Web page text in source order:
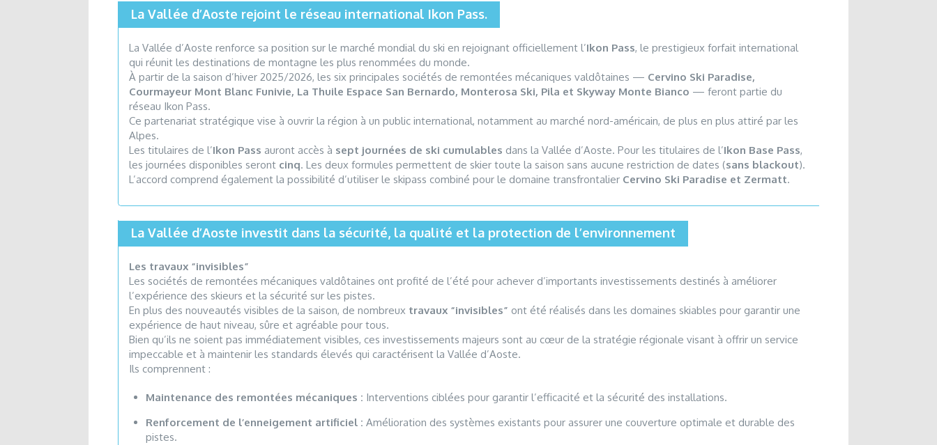
La Vallée d’Aoste rejoint le réseau international Ikon Pass.
La Vallée d’Aoste renforce sa position sur le marché mondial du ski en rejoignant officiellement l’Ikon Pass, le prestigieux forfait international
qui réunit les destinations de montagne les plus renommées du monde.
À partir de la saison d’hiver 2025/2026, les six principales sociétés de remontées mécaniques valdôtaines — Cervino Ski Paradise,
Courmayeur Mont Blanc Funivie, La Thuile Espace San Bernardo, Monterosa Ski, Pila et Skyway Monte Bianco — feront partie du
réseau Ikon Pass.
Ce partenariat stratégique vise à ouvrir la région à un public international, notamment au marché nord-américain, de plus en plus attiré par les
Alpes.
Les titulaires de l’Ikon Pass auront accès à sept journées de ski cumulables dans la Vallée d’Aoste. Pour les titulaires de l’Ikon Base Pass,
les journées disponibles seront cinq. Les deux formules permettent de skier toute la saison sans aucune restriction de dates (sans blackout).
L’accord comprend également la possibilité d’utiliser le skipass combiné pour le domaine transfrontalier Cervino Ski Paradise et Zermatt.
La Vallée d’Aoste investit dans la sécurité, la qualité et la protection de l’environnement
Les travaux “invisibles”
Les sociétés de remontées mécaniques valdôtaines ont profité de l’été pour achever d’importants investissements destinés à améliorer
l’expérience des skieurs et la sécurité sur les pistes.
En plus des nouveautés visibles de la saison, de nombreux travaux “invisibles” ont été réalisés dans les domaines skiables pour garantir une
expérience de haut niveau, sûre et agréable pour tous.
Bien qu’ils ne soient pas immédiatement visibles, ces investissements majeurs sont au cœur de la stratégie régionale visant à offrir un service
impeccable et à maintenir les standards élevés qui caractérisent la Vallée d’Aoste.
Ils comprennent :
Maintenance des remontées mécaniques : Interventions ciblées pour garantir l’efficacité et la sécurité des installations.
Renforcement de l’enneigement artificiel : Amélioration des systèmes existants pour assurer une couverture optimale et durable des
pistes.